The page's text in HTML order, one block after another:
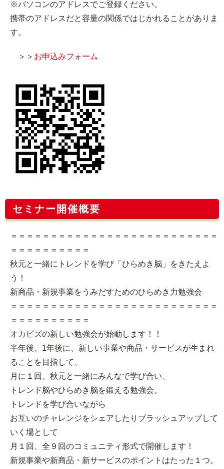
※パソコンのアドレスでご登録ください。
携帯のアドレスだと容量の関係ではじかれることがありま
す。
＞＞ お申込みフォーム
セミナー開催概要
＝＝＝＝＝＝＝＝＝＝＝＝＝＝＝＝＝＝＝＝＝＝＝＝＝＝
＝＝＝＝＝＝＝＝＝＝
秋元と一緒にトレンドを学び「ひらめき脳」をきたえよ
う！
新商品・新規事業をうみだすためのひらめき力勉強会
＝＝＝＝＝＝＝＝＝＝＝＝＝＝＝＝＝＝＝＝＝＝＝＝＝＝
＝＝＝＝＝＝＝＝＝＝
オカビズの新しい勉強会が始動します！！
半年後、1年後に、新しい事業や商品・サービスが生まれ
ることを目指して、
月に１回、秋元と一緒にみんなで学び合い、
トレンド脳やひらめき脳を鍛える勉強会。
トレンドを学び合いながら
お互いのチャレンジをシェアしたりブラッシュアップして
いく場として
月１回、全９回のコミュニティ形式で開催します！
新規事業や新商品・新サービスのポイントはたった１つ。